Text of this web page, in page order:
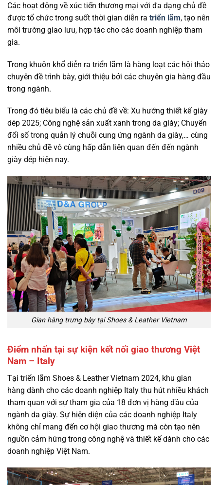
Các hoạt động về xúc tiến thương mại với đa dạng chủ đề
được tổ chức trong suốt thời gian diễn ra triển lãm, tạo nên
môi trường giao lưu, hợp tác cho các doanh nghiệp tham
gia.
Trong khuôn khổ diễn ra triển lãm là hàng loạt các hội thảo
chuyên đề trình bày, giới thiệu bởi các chuyên gia hàng đầu
trong ngành.
Trong đó tiêu biểu là các chủ đề về: Xu hướng thiết kế giày
dép 2025; Công nghệ sản xuất xanh trong da giày; Chuyển
đổi số trong quản lý chuỗi cung ứng ngành da giày,… cùng
nhiều chủ đề vô cùng hấp dẫn liên quan đến đến ngành
giày dép hiện nay.
Gian hàng trưng bày tại Shoes & Leather Vietnam
Điểm nhấn tại sự kiện kết nối giao thương Việt
Nam – Italy
Tại triển lãm Shoes & Leather Vietnam 2024, khu gian
hàng dành cho các doanh nghiệp Italy thu hút nhiều khách
tham quan với sự tham gia của 18 đơn vị hàng đầu của
ngành da giày. Sự hiện diện của các doanh nghiệp Italy
không chỉ mang đến cơ hội giao thương mà còn tạo nên
nguồn cảm hứng trong công nghệ và thiết kế dành cho các
doanh nghiệp Việt Nam.